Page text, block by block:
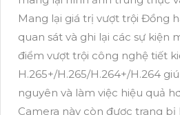
Mang lại giá trị vượt trội Đồng
quan sát và ghi lại các sự kiện
điểm vượt trội công nghệ tiết
H.265+/H.265/H.264+/H.264
nguyên và làm việc hiệu quả
Camera này còn được trang